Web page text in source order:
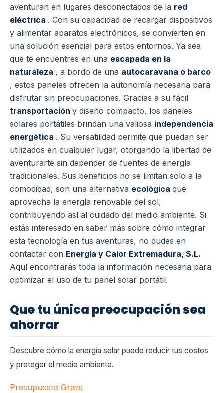
aventuran en lugares desconectados de la red
eléctrica . Con su capacidad de recargar dispositivos
y alimentar aparatos electrónicos, se convierten en
una solución esencial para estos entornos. Ya sea
que te encuentres en una escapada en la
naturaleza , a bordo de una autocaravana o barco
, estos paneles ofrecen la autonomía necesaria para
disfrutar sin preocupaciones. Gracias a su fácil
transportación y diseño compacto, los paneles
solares portátiles brindan una valiosa independencia
energética . Su versatilidad permite que puedan ser
utilizados en cualquier lugar, otorgando la libertad de
aventurarte sin depender de fuentes de energía
tradicionales. Sus beneficios no se limitan solo a la
comodidad, son una alternativa ecológica que
aprovecha la energía renovable del sol,
contribuyendo así al cuidado del medio ambiente. Si
estás interesado en saber más sobre cómo integrar
esta tecnología en tus aventuras, no dudes en
contactar con Energía y Calor Extremadura, S.L.
Aquí encontrarás toda la información necesaria para
optimizar el uso de tu panel solar portátil.
Que tu única preocupación sea
ahorrar
Descubre cómo la energía solar puede reducir tus costos
y proteger el medio ambiente.
Presupuesto Gratis